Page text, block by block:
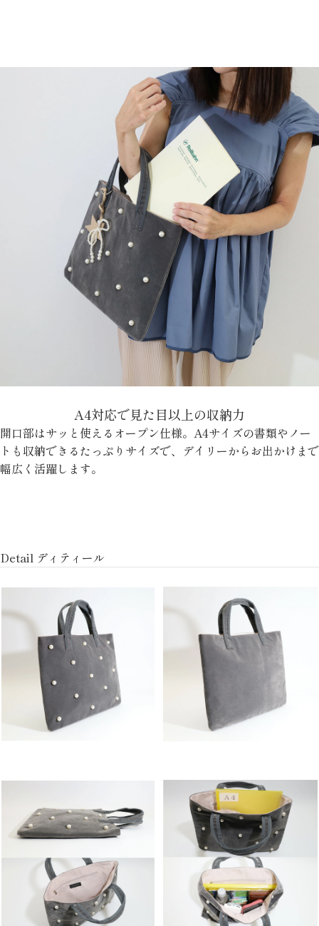
A4対応で見た目以上の収納力
開口部はサッと使えるオープン仕様。A4サイズの書類やノー
トも収納できるたっぷりサイズで、デイリーからお出かけまで
幅広く活躍します。
Detail ディティール